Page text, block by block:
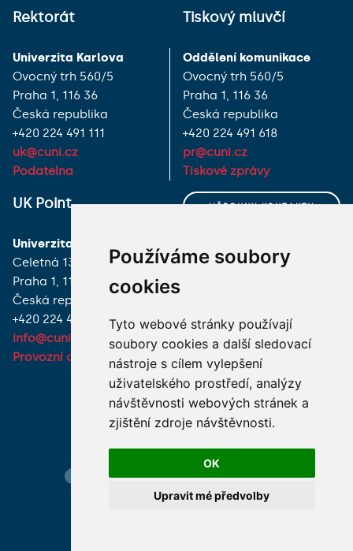
Používáme soubory
cookies
Tyto webové stránky používají
soubory cookies a další sledovací
nástroje s cílem vylepšení
uživatelského prostředí, analýzy
návštěvnosti webových stránek a
zjištění zdroje návštěvnosti.
OK
Upravit mé předvolby
Rektorát
Univerzita Karlova
Ovocný trh 560/5
Praha 1, 116 36
Česká republika
+420 224 491 111
uk@cuni.cz
Podatelna
Tiskový mluvčí
Oddělení komunikace
Ovocný trh 560/5
Praha 1, 116 36
Česká republika
+420 224 491 618
pr@cuni.cz
Tiskové zprávy
UK Point
Univerzita Karlova
Celetná 13
Praha 1, 116 36
Česká republika
+420 224 491 850
info@cuni.cz
Provozní doba a kontakty
VŠECHNY KONTAKTY
Hledání osob Nastavení cookie Mapa webu